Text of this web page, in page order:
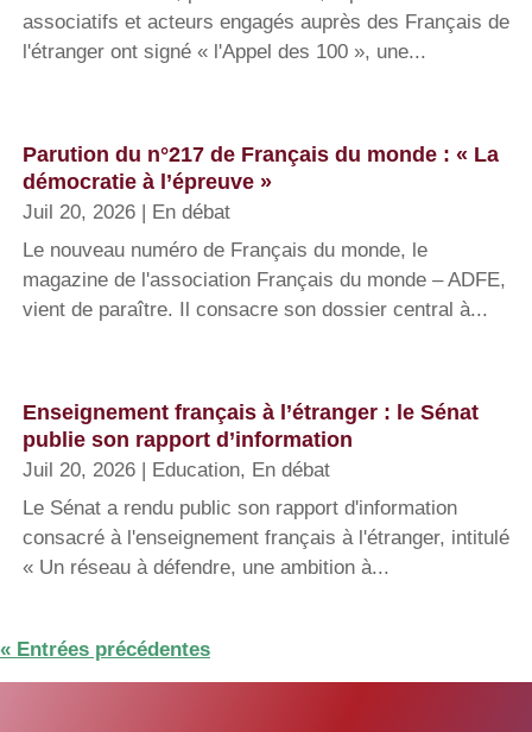
associatifs et acteurs engagés auprès des Français de
l'étranger ont signé « l'Appel des 100 », une...
Parution du n°217 de Français du monde : « La
démocratie à l’épreuve »
Juil 20, 2026 | En débat
Le nouveau numéro de Français du monde, le
magazine de l'association Français du monde – ADFE,
vient de paraître. Il consacre son dossier central à...
Enseignement français à l’étranger : le Sénat
publie son rapport d’information
Juil 20, 2026 | Education, En débat
Le Sénat a rendu public son rapport d'information
consacré à l'enseignement français à l'étranger, intitulé
« Un réseau à défendre, une ambition à...
« Entrées précédentes